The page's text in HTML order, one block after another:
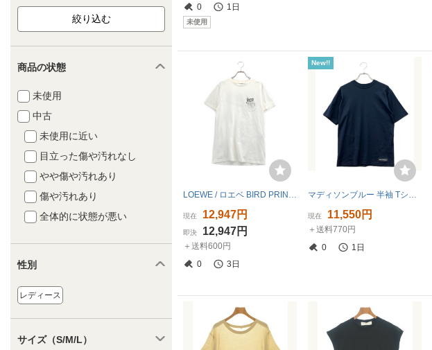
商品の状態
未使用
中古
未使用に近い
目立った傷や汚れなし
やや傷や汚れあり
傷や汚れあり
全体的に状態が悪い
性別
レディース
サイズ（S/M/L）
0
1日
未使用
現在 12,947円
即決 12,947円
＋送料600円
0
3日
New!!
現在 11,550円
＋送料770円
0
1日